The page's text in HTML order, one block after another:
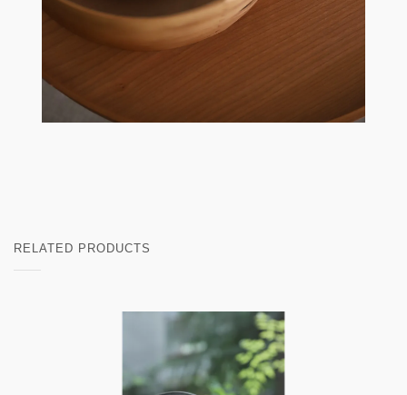
RELATED PRODUCTS